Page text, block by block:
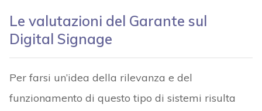
Le valutazioni del Garante sul
Digital Signage
Per farsi un’idea della rilevanza e del
funzionamento di questo tipo di sistemi risulta